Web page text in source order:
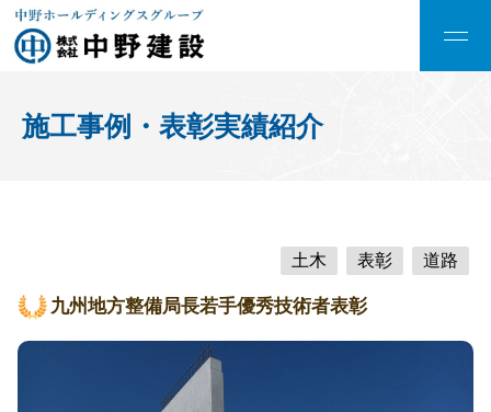
施工事例・表彰実績紹介
土木 表彰 道路
九州地方整備局長若手優秀技術者表彰